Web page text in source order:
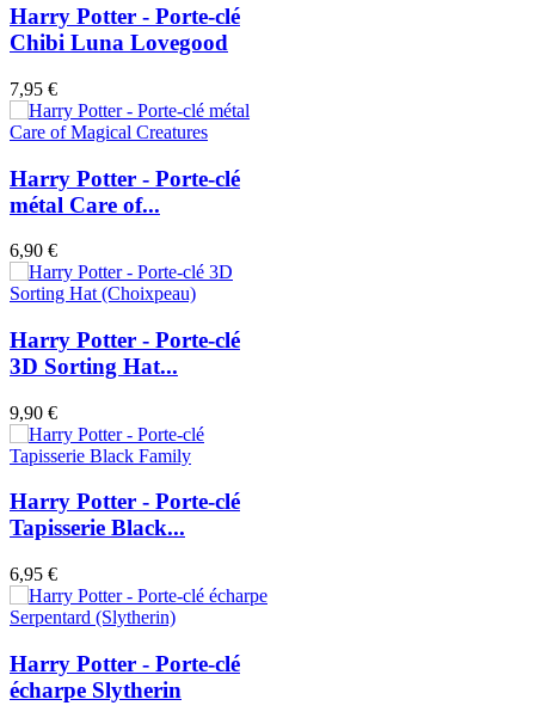
Harry Potter - Porte-clé
Chibi Luna Lovegood
7,95 €
Harry Potter - Porte-clé
métal Care of...
6,90 €
Harry Potter - Porte-clé
3D Sorting Hat...
9,90 €
Harry Potter - Porte-clé
Tapisserie Black...
6,95 €
Harry Potter - Porte-clé
écharpe Slytherin